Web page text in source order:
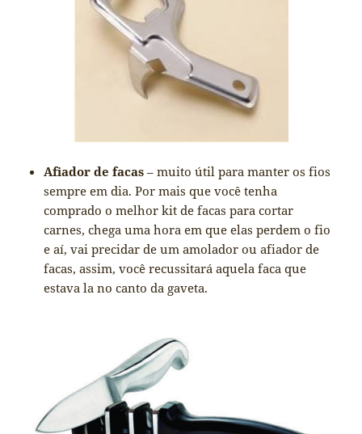
Afiador de facas – muito útil para manter os fios
sempre em dia. Por mais que você tenha
comprado o melhor kit de facas para cortar
carnes, chega uma hora em que elas perdem o fio
e aí, vai precidar de um amolador ou afiador de
facas, assim, você recussitará aquela faca que
estava la no canto da gaveta.